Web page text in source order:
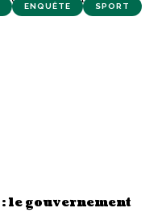
ENQUÊTE SPORT
le gouvernement